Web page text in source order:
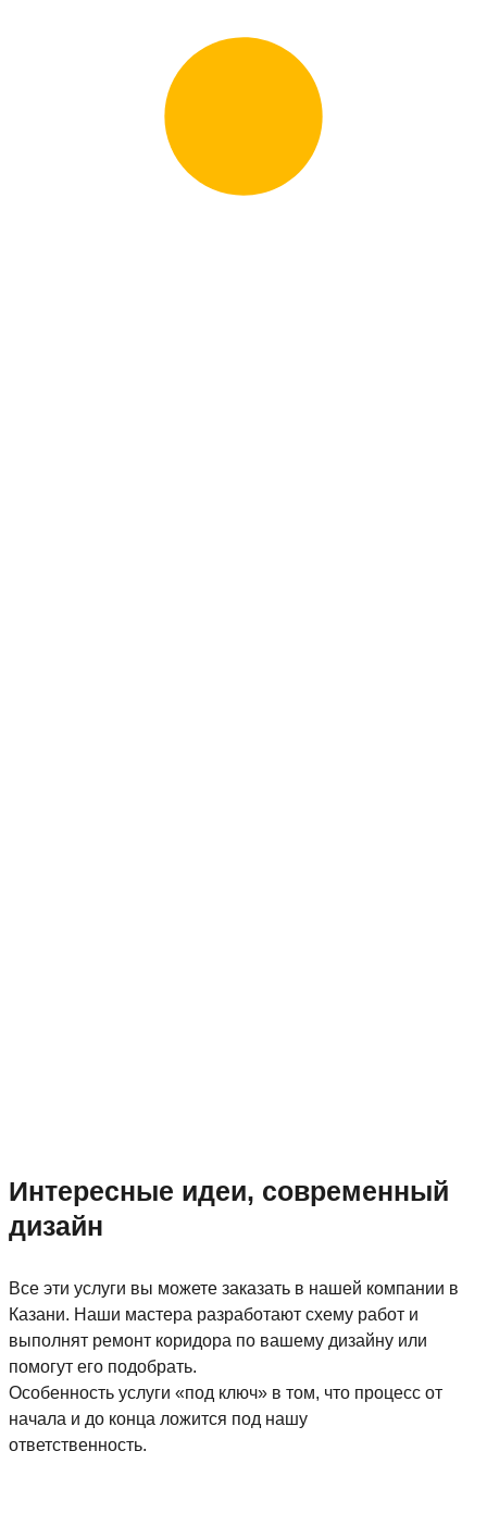
Интересные идеи, современный
дизайн
Все эти услуги вы можете заказать в нашей компании в
Казани. Наши мастера разработают схему работ и
выполнят ремонт коридора по вашему дизайну или
помогут его подобрать.
Особенность услуги «под ключ» в том, что процесс от
начала и до конца ложится под нашу
ответственность.